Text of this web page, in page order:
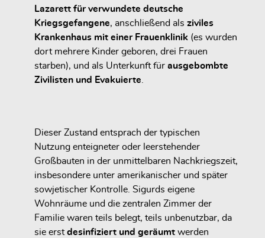
Lazarett für verwundete deutsche
Kriegsgefangene, anschließend als ziviles
Krankenhaus mit einer Frauenklinik (es wurden
dort mehrere Kinder geboren, drei Frauen
starben), und als Unterkunft für ausgebombte
Zivilisten und Evakuierte
Dieser Zustand entsprach der typischen
Nutzung enteigneter oder leerstehender
Großbauten in der unmittelbaren Nachkriegszeit,
insbesondere unter amerikanischer und später
sowjetischer Kontrolle. Sigurds eigene
Wohnräume und die zentralen Zimmer der
Familie waren teils belegt, teils unbenutzbar, da
sie erstdesinfiziert und geräumt werden